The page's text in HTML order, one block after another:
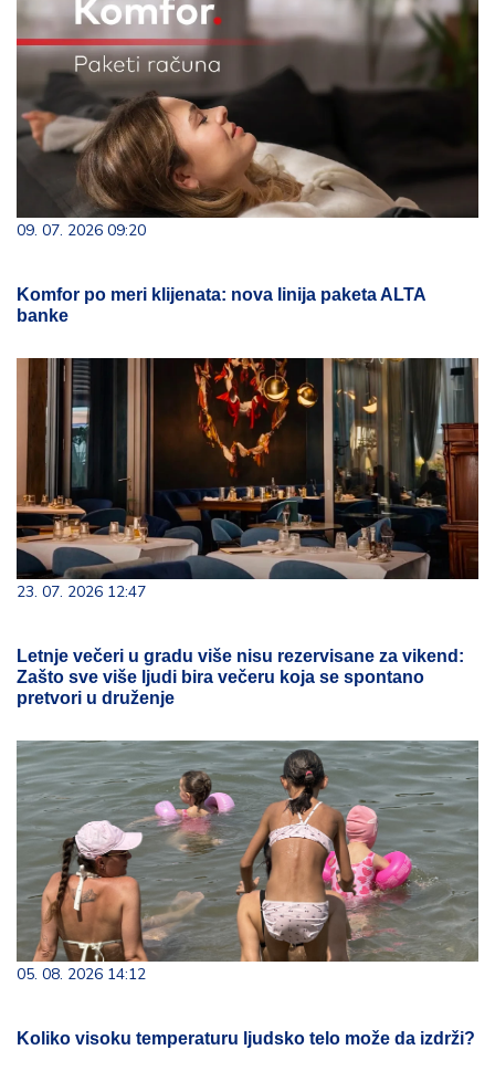
09. 07. 2026 09:20
Komfor po meri klijenata: nova linija paketa ALTA
banke
23. 07. 2026 12:47
Letnje večeri u gradu više nisu rezervisane za vikend:
Zašto sve više ljudi bira večeru koja se spontano
pretvori u druženje
05. 08. 2026 14:12
Koliko visoku temperaturu ljudsko telo može da izdrži?